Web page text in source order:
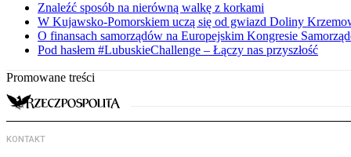
Znaleźć sposób na nierówną walkę z korkami
W Kujawsko-Pomorskiem uczą się od gwiazd Doliny
O finansach samorządów na Europejskim Kongresie
Pod hasłem #LubuskieChallenge – Łączy nas przyszłość
Promowane treści
KONTAKT